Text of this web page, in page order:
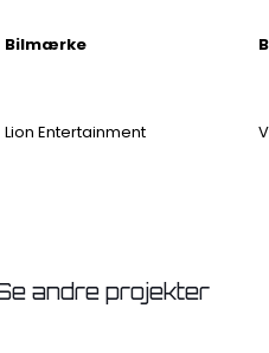
Bilmærke
Lion Entertainment
andre projekter